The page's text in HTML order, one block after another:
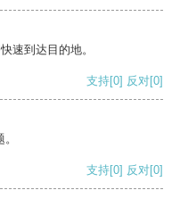
速到达目的地。
支持[0] 反对[0]
支持[0] 反对[0]